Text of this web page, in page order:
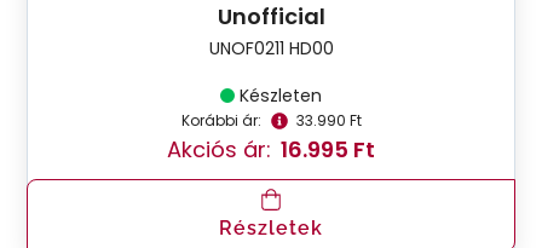
Unofficial
UNOF0211 HD00
Készleten
Korábbi ár: 33.990 Ft
Akciós ár: 16.995 Ft
Részletek